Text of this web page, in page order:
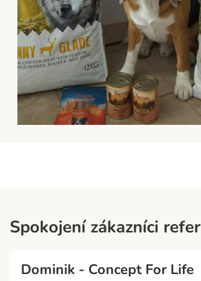
Spokojení zákazníci
Dominik - Concept For Life